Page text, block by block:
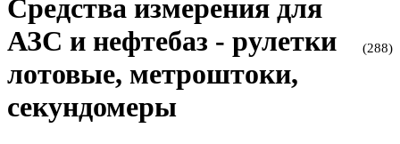
Средства измерения для
АЗС и нефтебаз - рулетки
лотовые, метроштоки,
секундомеры
(288)